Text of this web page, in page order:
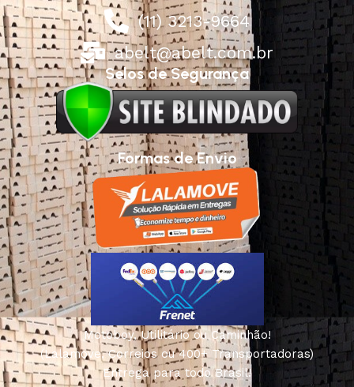
(11) 3213-9664
abelt@abelt.com.br
Selos de Segurança
Formas de Envio
Motoboy, Utilitário ou Caminhão!
(Lalamove, Correios ou 400+ Transportadoras)
Entrega para todo Brasil!